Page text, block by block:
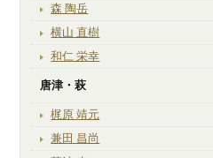
森 陶岳
横山 直樹
和仁 栄幸
唐津・萩
梶原 靖元
兼田 昌尚